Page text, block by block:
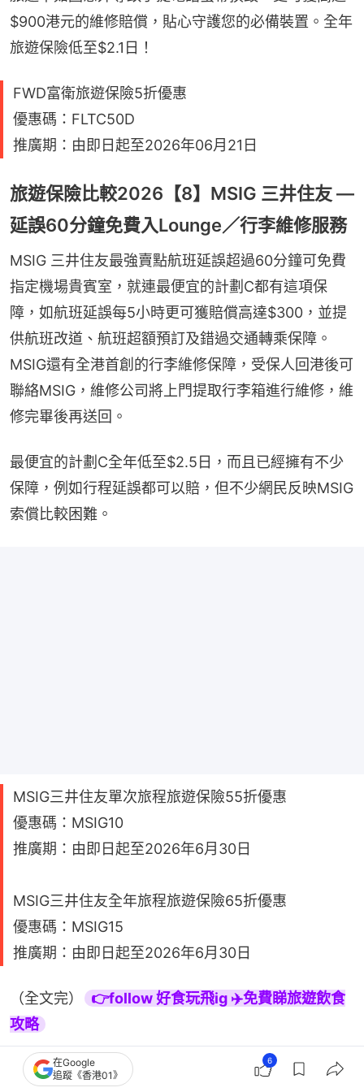
$900港元的維修賠償，貼心守護您的必備裝置。全年
旅遊保險低至$2.1日！
FWD富衛旅遊保險5折優惠
優惠碼：FLTC50D
推廣期：由即日起至2026年06月21日
旅遊保險比較2026【8】MSIG 三井住友 —
延誤60分鐘免費入Lounge／行李維修服務
MSIG 三井住友最強賣點航班延誤超過60分鐘可免費
指定機場貴賓室，就連最便宜的計劃C都有這項保
障，如航班延誤每5小時更可獲賠償高達$300，並提
供航班改道、航班超額預訂及錯過交通轉乘保障。
MSIG還有全港首創的行李維修保障，受保人回港後可
聯絡MSIG，維修公司將上門提取行李箱進行維修，維
修完畢後再送回。
最便宜的計劃C全年低至$2.5日，而且已經擁有不少
保障，例如行程延誤都可以賠，但不少網民反映MSIG
索償比較困難。
MSIG三井住友單次旅程旅遊保險55折優惠
優惠碼：MSIG10
推廣期：由即日起至2026年6月30日
MSIG三井住友全年旅程旅遊保險65折優惠
優惠碼：MSIG15
推廣期：由即日起至2026年6月30日
（全文完）
👉follow 好食玩飛ig ✈️免費睇旅遊飲食
攻略
在Google
追蹤《香港01》
6